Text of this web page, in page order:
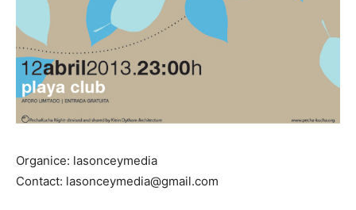
Organice: lasonceymedia
Contact: lasonceymedia@gmail.com